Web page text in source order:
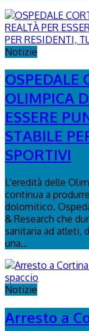
Notizie
OSPEDALE
OLIMPICA
ESSERE
STABILE
SPORTIVI
L'eredità delle
continua a
dolomitico.
& Research che
sanitaria ad atleti,
una...
Notizie
Arresto a